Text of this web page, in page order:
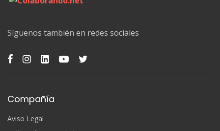
Síguenos también en redes sociales
Compañía
Aviso Legal